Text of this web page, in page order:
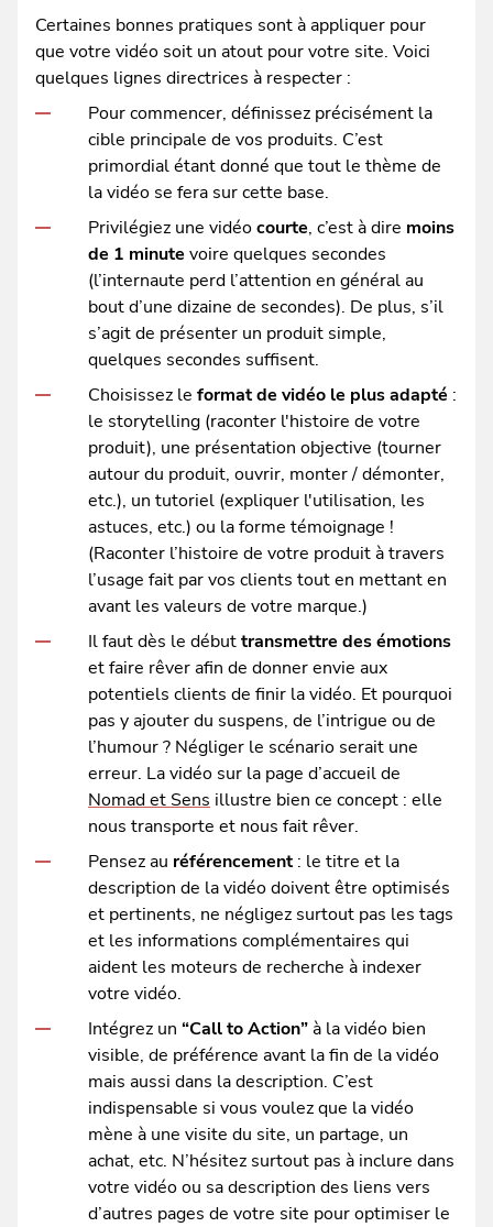
Certaines bonnes pratiques sont à appliquer pour
que votre vidéo soit un atout pour votre site. Voici
quelques lignes directrices à respecter :
Pour commencer, définissez précisément la
cible principale de vos produits. C’est
primordial étant donné que tout le thème de
la vidéo se fera sur cette base.
Privilégiez une vidéocourte, c’est à dire moins
de 1 minute voire quelques secondes
(l’internaute perd l’attention en général au
bout d’une dizaine de secondes). De plus, s’il
s’agit de présenter un produit simple,
quelques secondes suffisent.
Choisissez le format de vidéo le plus adapté :
le storytelling (raconter l'histoire de votre
produit), une présentation objective (tourner
autour du produit, ouvrir, monter / démonter,
etc.), un tutoriel (expliquer l'utilisation, les
astuces, etc.) ou la forme témoignage !
(Raconter l’histoire de votre produit à travers
l’usage fait par vos clients tout en mettant en
avant les valeurs de votre marque.)
Il faut dès le débuttransmettre des émotions
et faire rêver afin de donner envie aux
potentiels clients de finir la vidéo. Et pourquoi
pas y ajouter du suspens, de l’intrigue ou de
l’humour ? Négliger le scénario serait une
erreur. La vidéo sur la page d’accueil de
Nomad et Sens illustre bien ce concept : elle
nous transporte et nous fait rêver.
Pensez au référencement: le titre et la
description de la vidéo doivent être optimisés
et pertinents, ne négligez surtout pas les tags
et les informations complémentaires qui
aident les moteurs de recherche à indexer
votre vidéo.
Intégrez un “Call to Action”à la vidéo bien
visible, de préférence avant la fin de la vidéo
mais aussi dans la description. C’est
indispensable si vous voulez que la vidéo
mène à une visite du site, un partage, un
achat, etc. N’hésitez surtout pas à inclure dans
votre vidéo ou sa description des liens vers
d’autres pages de votre site pour optimiser le